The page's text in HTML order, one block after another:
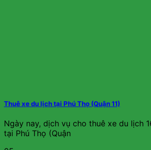
Thuê xe du lịch tại Phú Thọ (Quận 11)
Ngày nay, dịch vụ cho thuê xe du lịch
tại Phú Thọ (Quận